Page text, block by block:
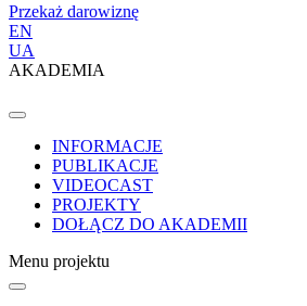
Przekaż darowiznę
EN
UA
AKADEMIA
INFORMACJE
PUBLIKACJE
VIDEOCAST
PROJEKTY
DOŁĄCZ DO AKADEMII
Menu projektu